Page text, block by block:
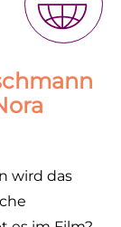
wird das